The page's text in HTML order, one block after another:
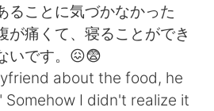
ることに気づかなかった
が痛くて、寝ることができ
いです。😖😨
about the food, he
Somehow I didn't realize it